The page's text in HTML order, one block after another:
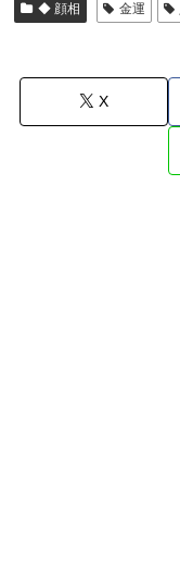
◆ 顔相 金運
X